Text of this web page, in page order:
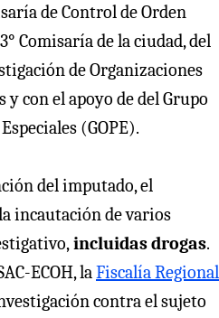
de Control de Orden
Comisaría de la ciudad, del
de Organizaciones
con el apoyo de del Grupo
(GOPE).
del imputado, el
incautación de varios
incluidas drogas.
ECOH, laFiscalía Regional
contra el sujeto